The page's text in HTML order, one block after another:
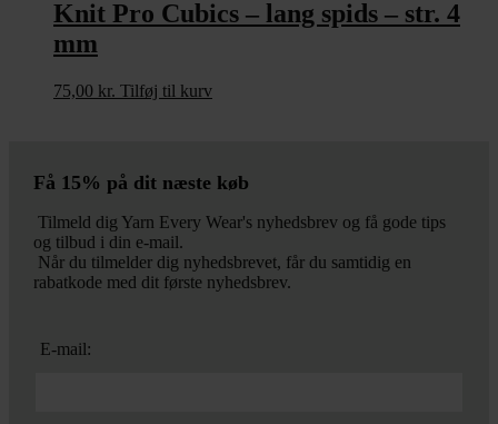
Knit Pro Cubics – lang spids – str. 4
mm
75,00 kr. Tilføj til kurv
Få 15% på dit næste køb
Tilmeld dig Yarn Every Wear's nyhedsbrev og få gode tips
og tilbud i din e-mail.
Når du tilmelder dig nyhedsbrevet, får du samtidig en
rabatkode med dit første nyhedsbrev.
E-mail: